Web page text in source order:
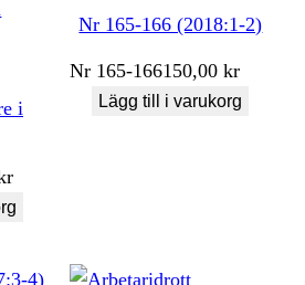
i
Nr 165-166 (2018:1-2)
Nr 165-166150,00kr
Lägg till i varukorg